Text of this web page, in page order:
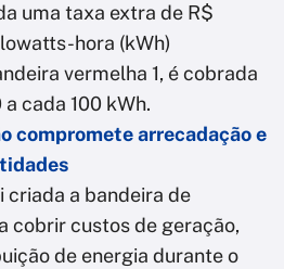
uma taxa extra de R$
hora (kWh)
vermelha 1, é cobrada
cada 100 kWh.
compromete arrecadação e
criada a bandeira de
cobrir custos de geração,
de energia durante o